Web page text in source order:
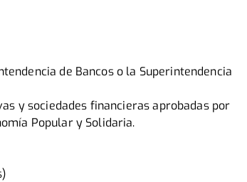
de Bancos o la Superintendencia
y sociedades financieras aprobadas por
Popular y Solidaria.